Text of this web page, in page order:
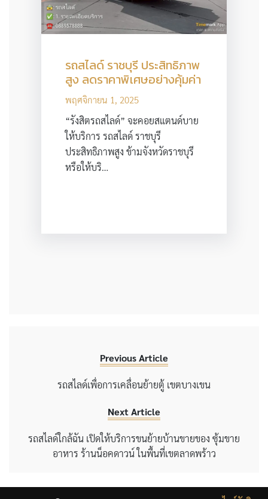
รถสไลด์ ราชบุรี ประสิทธิภาพ
สูง ลดราคาพิเศษอย่างคุ้มค่า
พฤศจิกายน 1, 2025
“รังสิตรถสไลด์” จะคอยสแตนด์บาย
ให้บริการ รถสไลด์ ราชบุรี
ประสิทธิภาพสูง ข้ามจังหวัดราชบุรี
หรือให้บริ…
Previous Article
รถสไลด์เพื่อการเคลื่อนย้ายตู้ เขตบางเขน
Next Article
รถสไลด์ใกล้ฉัน เปิดให้บริการขนย้ายบ้านขายของ ซุ้มขาย
อาหาร ร้านน็อคดาวน์ ในพื้นที่เขตลาดพร้าว